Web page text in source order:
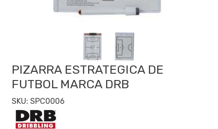
PIZARRA ESTRATEGICA DE
FUTBOL MARCA DRB
SKU: SPC0006